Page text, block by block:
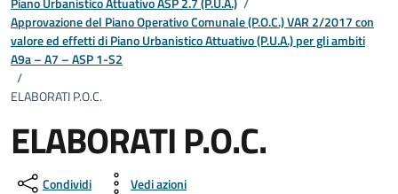
Approvazione del Piano Operativo Comunale (P.O.C.) VAR 2/2017 con
valore ed effetti di Piano Urbanistico Attuativo (P.U.A.) per gli ambiti
A9a – A7 – ASP 1-S2
/
ELABORATI P.O.C.
ELABORATI P.O.C.
Condividi Vedi azioni